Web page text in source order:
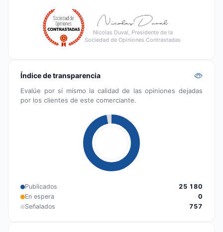
Nicolas Duval, Presidente de la
Sociedad de Opiniones Contrastadas
Índice de transparencia
Evalúe por sí mismo la calidad de las opiniones dejadas
por los clientes de este comerciante.
Publicados
25 180
En espera
0
Señalados
757